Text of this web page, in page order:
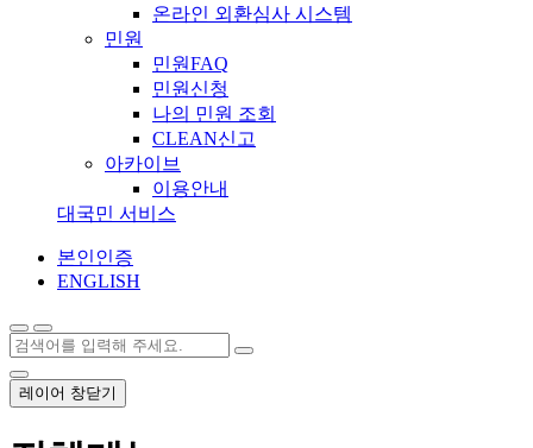
온라인 외환심사 시스템
민원
민원FAQ
민원신청
나의 민원 조회
CLEAN신고
아카이브
이용안내
대국민 서비스
본인인증
ENGLISH
레이어 창닫기